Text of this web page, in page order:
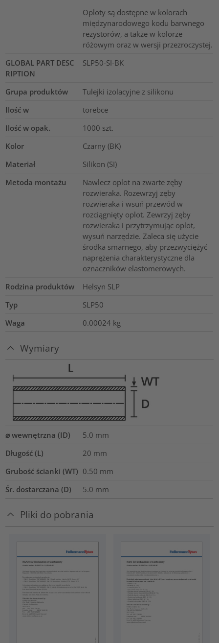
Oploty są dostępne w kolorach
międzynarodowego kodu barwnego
rezystorów, a także w kolorze
różowym oraz w wersji przezroczystej.
GLOBAL PART DESC
RIPTION
SLP50-SI-BK
Grupa produktów
Tulejki izolacyjne z silikonu
Ilość w
torebce
Ilość w opak.
1000 szt.
Kolor
Czarny (BK)
Materiał
Silikon (SI)
Metoda montażu
Nawlecz oplot na zwarte zęby
rozwieraka. Rozewrzyj zęby
rozwieraka i wsuń przewód w
rozciągnięty oplot. Zewrzyj zęby
rozwieraka i przytrzymując oplot,
wysuń narzędzie. Zaleca się użycie
środka smarnego, aby przezwyciężyć
naprężenia charakterystyczne dla
oznaczników elastomerowych.
Rodzina produktów
Helsyn SLP
Typ
SLP50
Waga
0.00024 kg
Wymiary
⌀ wewnętrzna (ID) 5.0 mm
Długość (L)
20 mm
Grubość ścianki (WT) 0.50 mm
Śr. dostarczana (D)
5.0 mm
Pliki do pobrania